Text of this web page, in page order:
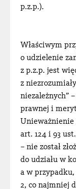
p.z.p.).
Właściwym
o udzielenie
z p.z.p. jest
z
niezależnych”
prawnej i
Unieważnienie
art. 124 i 93
– nie został
do udziału w
a w przypadku,
2, co najmniej